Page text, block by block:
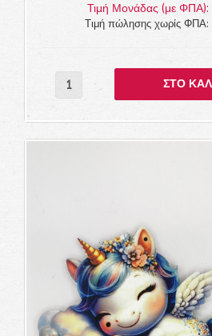
Τιμή Μονάδας (με ΦΠΑ):
Τιμή πώλησης χωρίς ΦΠΑ: